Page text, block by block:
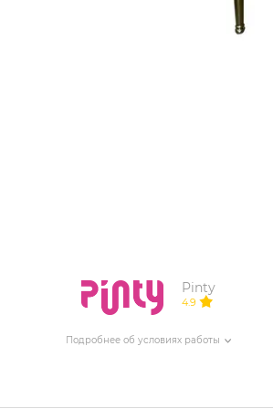
ИЗДЕЛИЯ ДЛЯ КОМФОРТА
Pinty
4.9
Подробнее об условиях работы